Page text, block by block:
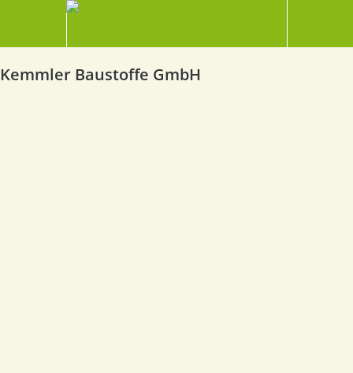
Kemmler Baustoffe GmbH